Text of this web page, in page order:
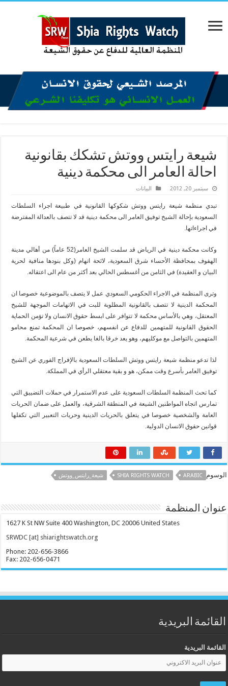
شيعة رايتس ووتش تشكك بقانونية
احالة العامر الى محكمة دينية
سبتمبر 20, 2012 البیانات
تبدي منظمة شيعة رايتس ووتش شكوكها القانونية في طبيعة اجراء السلطات
السعودية بإحالة الشيخ توفيق العامر الى محكمة دينية قد لا تتصف بالعدالة المفترضة
في اجراءاتها.
وكانت محكمة دينية في الرياض قد سلمت الشيخ العامر(52 عاماً) من أهالي مدينة
الهفوف بمحافظة الأحساء شرق السعودية، لائحة اتهام (وكل بنودها منافية لحرية
البيان و العقيدة) في الثامن من أغسطس الحالي بعد أكثر من عام الى اعتقاله.
وترى المنظمة في الاجراء الحكومي السعودي عمل لا يتصف بالموضوعية خصوصا ان
المحكمة الدينية لا تتصف بالقانونية المطلوبة للبت في الاتهامات الموجهة للشيخ
المعتقل، وهي بالأساس محكمة لا تتوافر على ابسط حقوق الانسان ولا تؤمن الحماية
الحقوق القانونية للمتهمين للدفاع عن انفسهم، خصوصا ان المحكمة تمنع محامو
المتهمين بالتواصل مع موكليهم، وهو يعد خرقا بالغا يطعن في شرعية المحكمة.
لذا تدعو منظمة شيعة رايتس ووتش السلطات السعودية بالإفراج الفوري عن الشيخ
توفيق العامر بأسرع وقت ممكن، هو و بقية معتقلي الرأي في المملكة.
كما تحث المنظمة السلطات السعودية على عدم الاستمرار في حملات التضييق التي
تمارس اتجاه المواطنين الشيعة في المنطقة الشرقية، والعمل على ضمان الحريات
العامة والشخصية خصوصا في يتعلق بالحريات الدينية وحريات التعبير التي تكفلها
قوانين حقوق الانسان الدولية.
الوسوم ARABIC
SHIA RIGHTS WATCH شيعة_رايتس_ووتش
عنوان المنظمة
1627 K St NW Suite 400 Washington, DC 20006 United States
SRWDC [at] shiarightswatch.org
Phone: 202-656-3866
Fax: 202-656-0471
القائمة البريدية
القائمة البريدية